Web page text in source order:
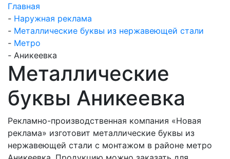
Главная
- Наружная реклама
- Металлические буквы из нержавеющей стали
- Метро
- Аникеевка
Металлические
буквы Аникеевка
Рекламно-производственная компания «Новая
реклама» изготовит металлические буквы из
нержавеющей стали с монтажом в районе метро